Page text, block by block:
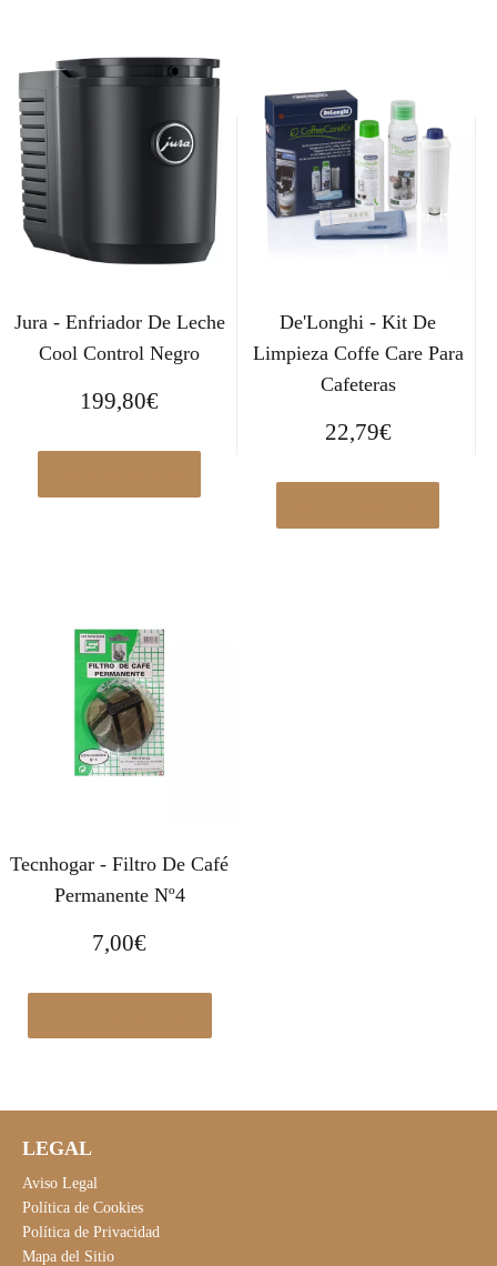
Jura - Enfriador De Leche
Cool Control Negro
199,80€
De'Longhi - Kit De
Limpieza Coffe Care Para
Cafeteras
22,79€
Tecnhogar - Filtro De Café
Permanente Nº4
7,00€
LEGAL
Aviso Legal
Política de Cookies
Política de Privacidad
Mapa del Sitio